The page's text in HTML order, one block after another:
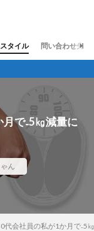
タイル 問い合わせ先
で₋5㎏減量に
ん
代会社員の私が1か月で₋5